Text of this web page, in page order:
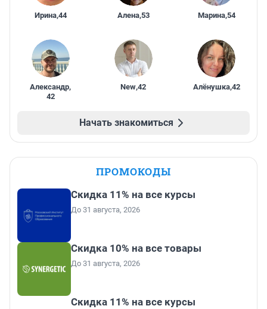
Ирина,44 Алена,53 Марина,54
Александр,
42
New,42 Алёнушка,42
Начать знакомиться
ПРОМОКОДЫ
Скидка 11% на все курсы
До 31 августа, 2026
Скидка 10% на все товары
До 31 августа, 2026
Скидка 11% на все курсы